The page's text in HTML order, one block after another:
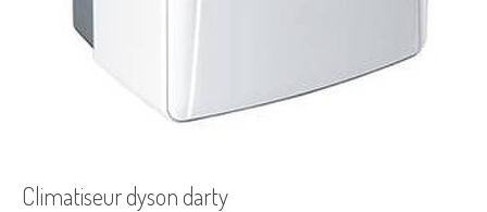
Climatiseur dyson darty